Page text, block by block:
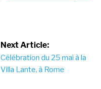
Next Article:
Célébration du 25 mai à la
Villa Lante, à Rome